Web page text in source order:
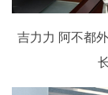
吉力力 阿不都